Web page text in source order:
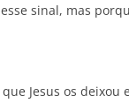
sinal, mas
Jesus os